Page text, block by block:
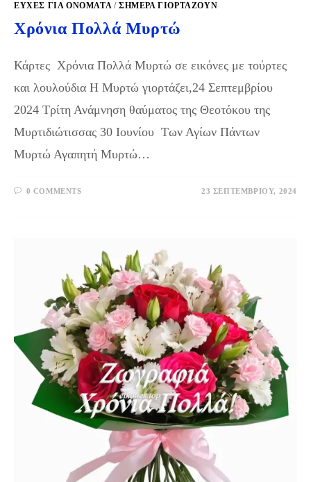
ΕΥΧΈΣ ΓΙΑ ΟΝΌΜΑΤΑ/ΣΉΜΕΡΑ ΓΙΟΡΤΆΖΟΥΝ
Χρόνια Πολλά Μυρτώ
Κάρτες Χρόνια Πολλά Μυρτώ σε εικόνες με τούρτες
και λουλούδια Η Μυρτώ γιορτάζει,24 Σεπτεμβρίου
2024 Τρίτη Ανάμνηση θαύματος της Θεοτόκου της
Μυρτιδιώτισσας 30 Ιουνίου Των Αγίων Πάντων
Μυρτώ Αγαπητή Μυρτώ…
0 COMMENTS 23 ΣΕΠΤΕΜΒΡΊΟΥ, 2024